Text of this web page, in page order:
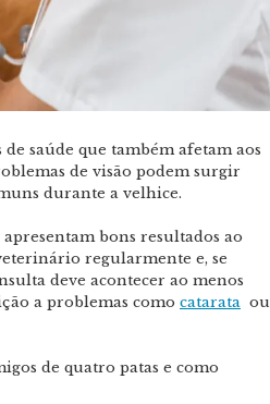
saúde que também afetam aos
de visão podem surgir
durante a velhice.
bons resultados ao
regularmente e, se
deve acontecer ao menos
a problemas como catarata ou
de quatro patas e como